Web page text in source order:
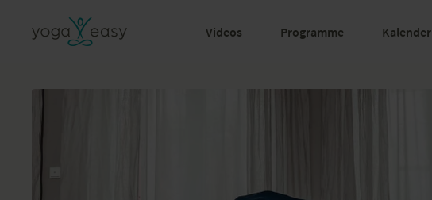
Videos Programme Kalender